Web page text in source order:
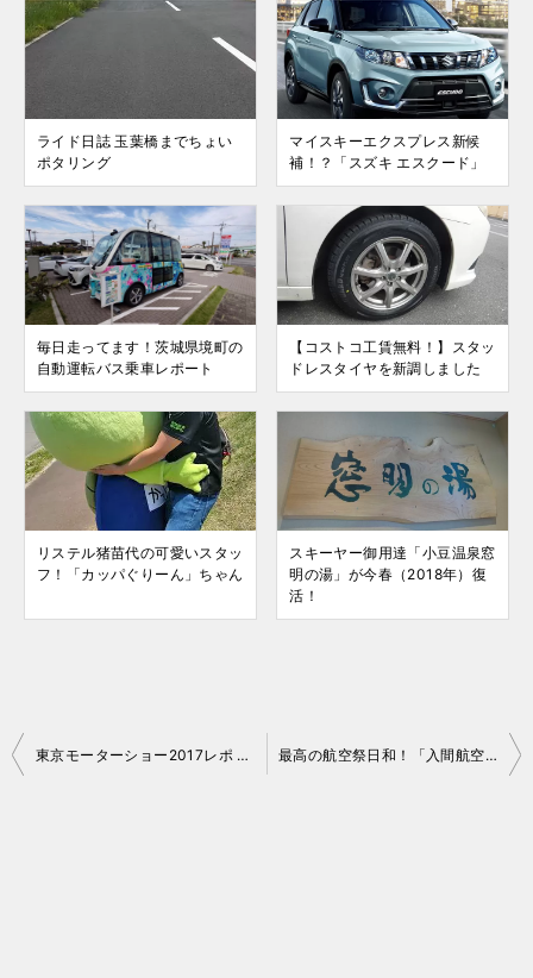
ライド日誌 玉葉橋までちょい
ポタリング
マイスキーエクスプレス新候
補！？「スズキ エスクード」
毎日走ってます！茨城県境町の
自動運転バス乗車レポート
【コストコ工賃無料！】スタッ
ドレスタイヤを新調しました
リステル猪苗代の可愛いスタッ
フ！「カッパぐりーん」ちゃん
スキーヤー御用達「小豆温泉窓
明の湯」が今春（2018年）復
活！
投
東京モーターショー2017レポ Part.2（「最新乗用車試乗体験」ガイド） 最高の航空祭日和！「入間航空祭2017」参戦記